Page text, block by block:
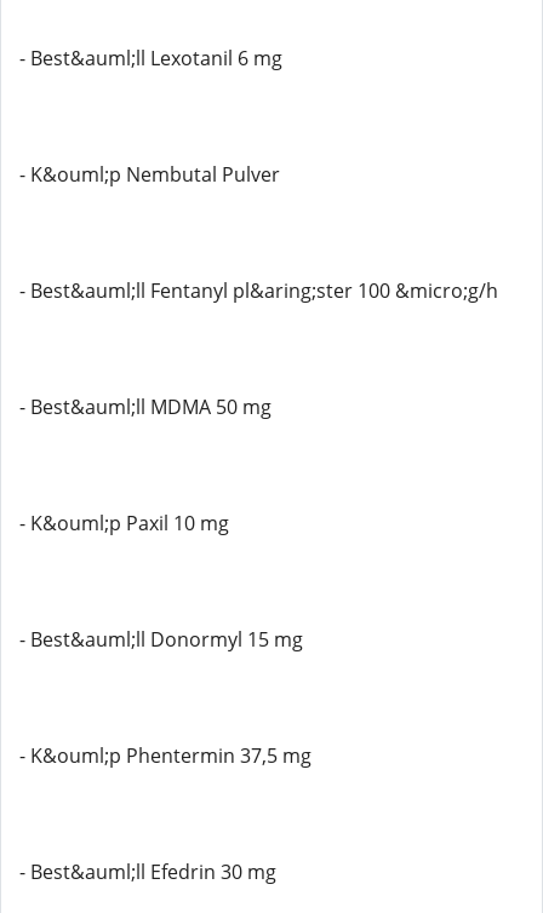
- Best&auml;ll Lexotanil 6 mg
- K&ouml;p Nembutal Pulver
- Best&auml;ll Fentanyl pl&aring;ster 100 &micro;g/h
- Best&auml;ll MDMA 50 mg
- K&ouml;p Paxil 10 mg
- Best&auml;ll Donormyl 15 mg
- K&ouml;p Phentermin 37,5 mg
- Best&auml;ll Efedrin 30 mg